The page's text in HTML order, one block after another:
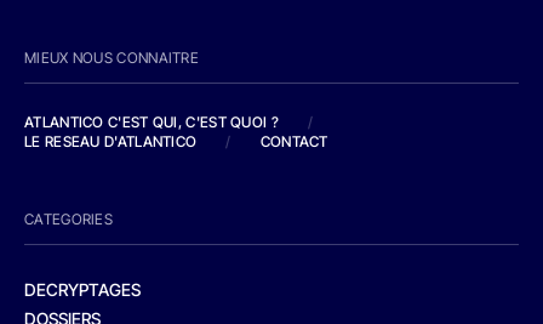
MIEUX NOUS CONNAITRE
ATLANTICO C'EST QUI, C'EST QUOI ?
/
LE RESEAU D'ATLANTICO
/ CONTACT
CATEGORIES
DECRYPTAGES
DOSSIERS